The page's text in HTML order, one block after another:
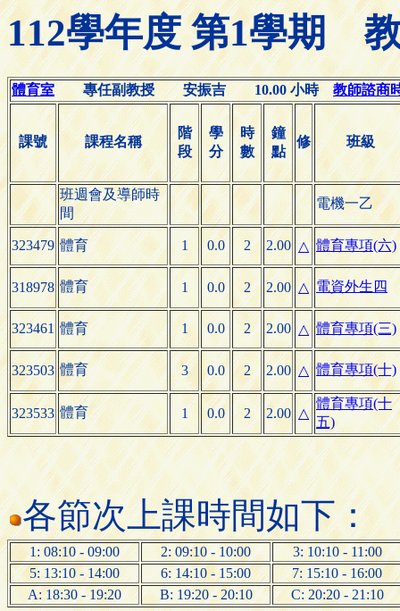
112學年度 第1學期
體育室專任副教授 安振吉 10.00 小時教師諮商
課號 課程名稱
階
段
學
分
時
數
鐘
點
修 班級
班週會及導師時
間
電機一乙
323479 體育 1 0.0 2 2.00 △ 體育專項(六)
318978 體育 1 0.0 2 2.00 △ 電資外生四
323461 體育 1 0.0 2 2.00 △ 體育專項(三)
323503 體育 3 0.0 2 2.00 △ 體育專項(十)
323533 體育 1 0.0 2 2.00 △
體育專項(十
五)
各節次上課時間如下：
1: 08:10 - 09:00 2: 09:10 - 10:00
3: 10:10 - 11:00
5: 13:10 - 14:00
6: 14:10 - 15:00
7: 15:10 - 16:00
A: 18:30 - 19:20
B: 19:20 - 20:10 C: 20:20 - 21:10